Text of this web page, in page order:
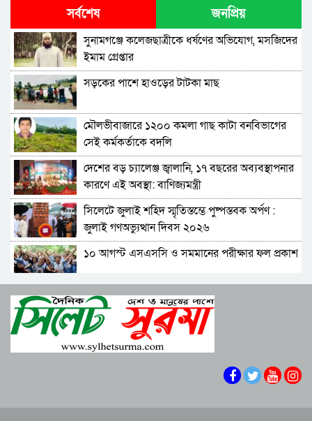
শাপলা চত্বরে হত্যা মামলা: শেখ হাসিনাসহ ৪১ জনের
বিরুদ্ধে আনুষ্ঠানিক অভিযোগ
বিরোধীদলের পতন শুরু হয়েছে, ১১ দল এখন ৯ দলে
গিয়ে ঠেকেছে: রাশেদ খান
কে হতে পারেন পরবর্তী রাষ্ট্রপতি, আলোচনায় এক
আমলা
সিলেটে আদলত চত্বরে শিশু ফাহিমা হত্যা মামলার
আসামির ওপর ফের হামলা
এআই দিয়ে অশালীন ছবি ছড়ানোর অভিযোগ
সিলেটের কনটেন্ট ক্রিয়েটর রাফিয়ার
শাবিপ্রবিতে শিক্ষার্থীকে মারধর: ছাত্রদল নেতা হাসিবুর
ও তারেক বহিষ্কার, ক্যাম্পাসে নিষিদ্ধ ২ বছর
ক্ষোভ, দ্রুত সংস্কারের আহ্বান
নারী-কাণ্ডে জামায়াত থেকে বহিস্কার এমপি গাজী
নজরুল
সিলেটে হামের উপসর্গ নিয়ে আরও দুই শিশুর মৃত্যু
সর্বশেষ জনপ্রিয়
সুনামগঞ্জে কলেজছাত্রীকে ধর্ষণের অভিযোগ, মসজিদের
ইমাম গ্রেপ্তার
সড়কের পাশে হাওড়ের টাটকা মাছ
মৌলভীবাজারে ১২০০ কমলা গাছ কাটা বনবিভাগের
সেই কর্মকর্তাকে বদলি
দেশের বড় চ্যালেঞ্জ জ্বালানি, ১৭ বছরের অব্যবস্থাপনার
কারণে এই অবস্থা: বাণিজ্যমন্ত্রী
সিলেটে জুলাই শহিদ স্মৃতিস্তম্ভে পুষ্পস্তবক অর্পণ :
জুলাই গণঅভ্যুত্থান দিবস ২০২৬
১০ আগস্ট এসএসসি ও সমমানের পরীক্ষার ফল প্রকাশ
শাপলা চত্বরে হত্যা মামলা: শেখ হাসিনাসহ ৪১ জনের
বিরুদ্ধে আনুষ্ঠানিক অভিযোগ
বিরোধীদলের পতন শুরু হয়েছে, ১১ দল এখন ৯ দলে
গিয়ে ঠেকেছে: রাশেদ খান
কে হতে পারেন পরবর্তী রাষ্ট্রপতি, আলোচনায় এক